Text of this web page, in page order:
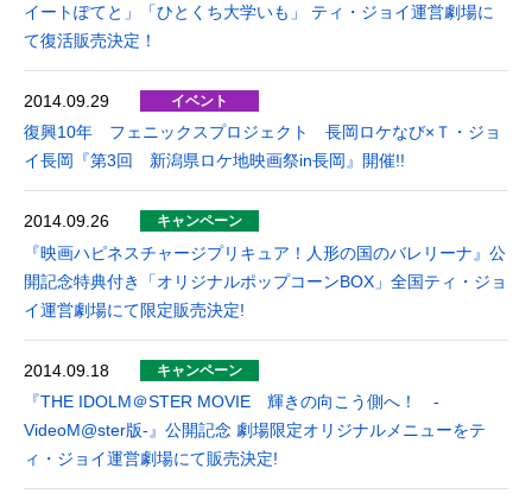
イートぽてと」「ひとくち大学いも」 ティ・ジョイ運営劇場に
て復活販売決定！
2014.09.29 イベント
復興10年 フェニックスプロジェクト 長岡ロケなび×Ｔ・ジョ
イ長岡『第3回 新潟県ロケ地映画祭in長岡』開催!!
2014.09.26 キャンペーン
『映画ハピネスチャージプリキュア！人形の国のバレリーナ』公
開記念特典付き「オリジナルポップコーンBOX」全国ティ・ジョ
イ運営劇場にて限定販売決定!
2014.09.18 キャンペーン
『THE IDOLM＠STER MOVIE 輝きの向こう側へ！ -
VideoM@ster版-』公開記念 劇場限定オリジナルメニューをテ
ィ・ジョイ運営劇場にて販売決定!